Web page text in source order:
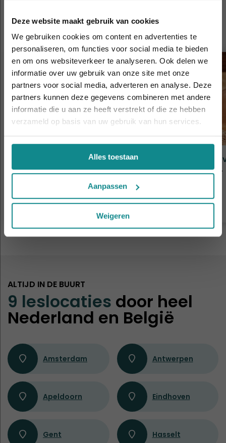
Deze website maakt gebruik van cookies
We gebruiken cookies om content en advertenties te
personaliseren, om functies voor social media te bieden
en om ons websiteverkeer te analyseren. Ook delen we
informatie over uw gebruik van onze site met onze
partners voor social media, adverteren en analyse. Deze
partners kunnen deze gegevens combineren met andere
informatie die u aan ze heeft verstrekt of die ze hebben
verzameld op basis van uw gebruik van hun services.
Alles toestaan
Aanpassen
Weigeren
Cursussen die je mogelijk ook
interesseren
Ayurveda (basiskennis)
Duur
Online
€ 259
Meer informatie
Duur
ALTIJD IN DE BUURT
9 leslocaties door heel
Nederland en België
Amsterdam Antwerpen
Apeldoorn Eindhoven
Gent Hasselt
Laatste week! 10% korting t.e.m. 15 augustus,
daarna eindigt de zomeractie definitief.
Sluiten